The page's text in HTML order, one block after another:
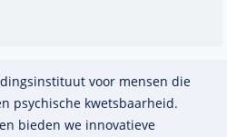
voor mensen die
psychische kwets­baar­heid.
bieden we innova­tieve